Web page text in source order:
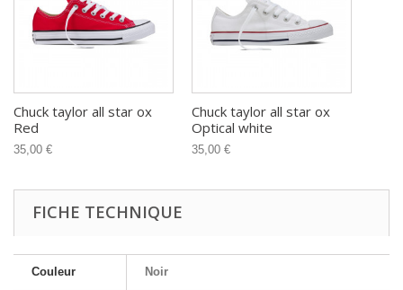
Chuck taylor all star ox
Red
35,00 €
Chuck taylor all star ox
Optical white
35,00 €
FICHE TECHNIQUE
Couleur Noir